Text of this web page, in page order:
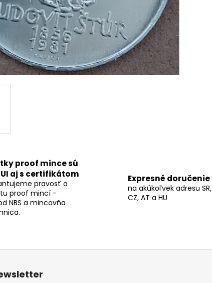
proof mince sú
aj s certifikátom
pravosť a
proof mincí -
NBS a mincovňa
Expresné doručenie
na akúkoľvek adresu SR,
CZ, AT a HU